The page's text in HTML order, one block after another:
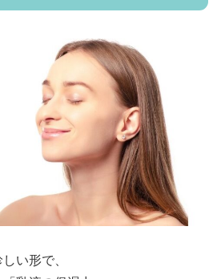
い形で、